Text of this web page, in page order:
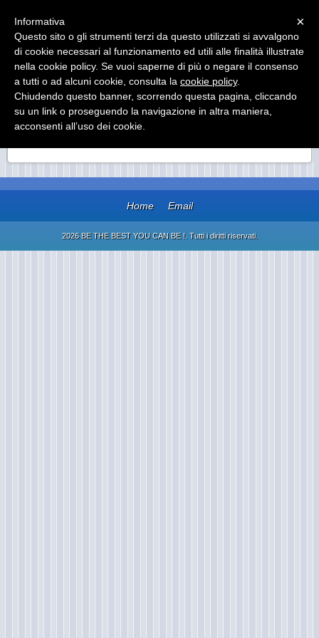
BE THE BEST YOU CAN BE !
EXECUTIVE COACHING, SALES TRAINING,
PERSONAL DEVELOPMENT & MOTIVATIONAL
SPEAKER
NUOVA CATEGORIA
Home Email
2026 BE THE BEST YOU CAN BE !. Tutti i diritti riservati.
×
Informativa
Questo sito o gli strumenti terzi da questo utilizzati si avvalgono
di cookie necessari al funzionamento ed utili alle finalità illustrate
nella cookie policy. Se vuoi saperne di più o negare il consenso
a tutti o ad alcuni cookie, consulta la cookie policy.
Chiudendo questo banner, scorrendo questa pagina, cliccando
su un link o proseguendo la navigazione in altra maniera,
acconsenti all’uso dei cookie.